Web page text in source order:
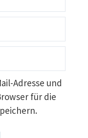
Adresse und
für die